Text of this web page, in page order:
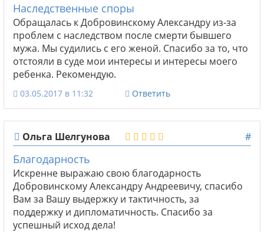
Наследственные споры
Обращалась к Добровинскому Александру из-за
проблем с наследством после смерти бывшего
мужа. Мы судились с его женой. Спасибо за то, что
отстояли в суде мои интересы и интересы моего
ребенка. Рекомендую.
03.05.2017 в 11:32 Ответить
Ольга Шелгунова #
Благодарность
Искренне выражаю свою благодарность
Добровинскому Александру Андреевичу, спасибо
Вам за Вашу выдержку и тактичность, за
поддержку и дипломатичность. Спасибо за
успешный исход дела!